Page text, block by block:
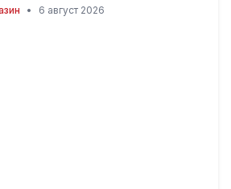
бранови, но
• 6 август 2026